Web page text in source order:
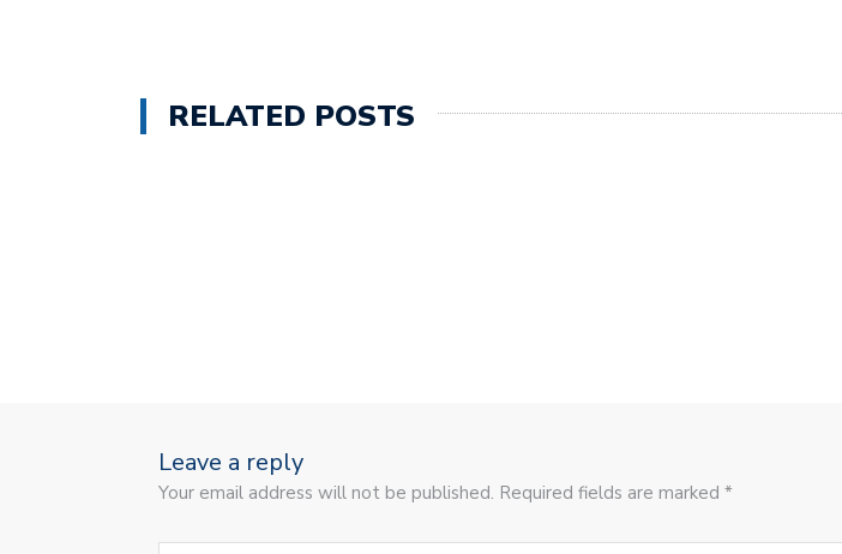
RELATED POSTS
Leave a reply
Your email address will not be published. Required fields are marked *